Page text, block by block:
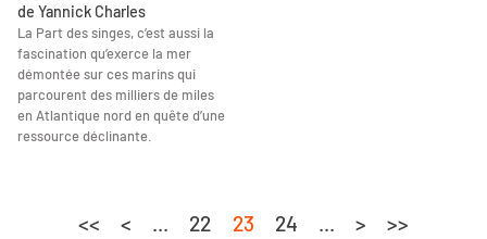
de Yannick Charles
La Part des singes, c’est aussi la
fascination qu’exerce la mer
démontée sur ces marins qui
parcourent des milliers de miles
en Atlantique nord en quête d’une
ressource déclinante.
<< < ... 22 23 24 ... > >>